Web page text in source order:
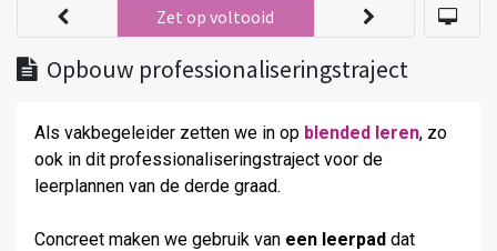
Opbouw professionaliseringstraject
Zet op voltooid
Als vakbegeleider zetten we in op blended leren, zo
ook in dit professionaliseringstraject voor de
leerplannen van de derde graad.
Concreet maken we gebruik van een leerpad dat